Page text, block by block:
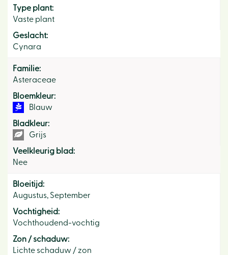
Type plant:
Vaste plant
Geslacht:
Cynara
Familie:
Asteraceae
Bloemkleur:
Blauw
Bladkleur:
Grijs
Veelkleurig blad:
Nee
Bloeitijd:
Augustus, September
Vochtigheid:
Vochthoudend-vochtig
Zon / schaduw:
Lichte schaduw / zon